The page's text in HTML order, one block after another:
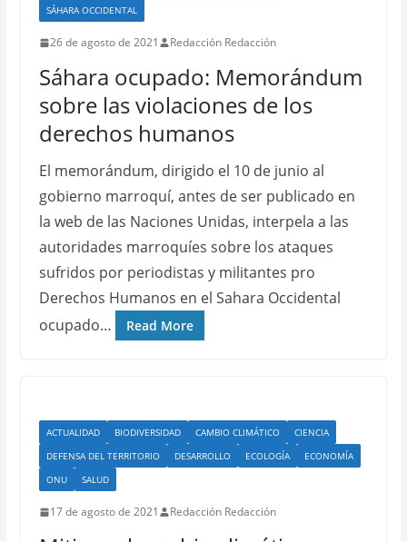
SÁHARA OCCIDENTAL
26 de agosto de 2021 Redacción Redacción
Sáhara ocupado: Memorándum
sobre las violaciones de los
derechos humanos
El memorándum, dirigido el 10 de junio al
gobierno marroquí, antes de ser publicado en
la web de las Naciones Unidas, interpela a las
autoridades marroquíes sobre los ataques
sufridos por periodistas y militantes pro
Derechos Humanos en el Sahara Occidental
ocupado…
Read More
ACTUALIDAD BIODIVERSIDAD CAMBIO CLIMÁTICO
CIENCIA
DEFENSA DEL TERRITORIO
DESARROLLO ECOLOGÍA
ECONOMÍA
ONU
SALUD
17 de agosto de 2021 Redacción Redacción